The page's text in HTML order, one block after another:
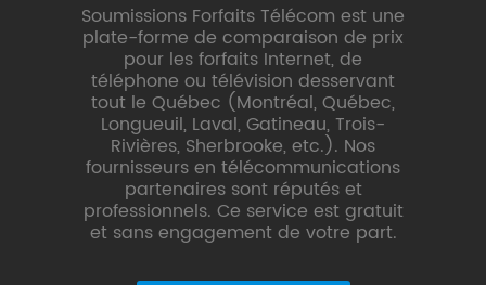
Soumissions Forfaits Télécom est une
plate-forme de comparaison de prix
pour les forfaits Internet, de
téléphone ou télévision desservant
tout le Québec (Montréal, Québec,
Longueuil, Laval, Gatineau, Trois-
Rivières, Sherbrooke, etc.). Nos
fournisseurs en télécommunications
partenaires sont réputés et
professionnels. Ce service est gratuit
et sans engagement de votre part.